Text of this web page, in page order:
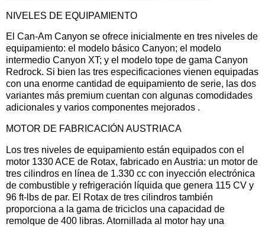
NIVELES DE EQUIPAMIENTO
El Can-Am Canyon se ofrece inicialmente en tres niveles de
equipamiento: el modelo básico Canyon; el modelo
intermedio Canyon XT; y el modelo tope de gama Canyon
Redrock. Si bien las tres especificaciones vienen equipadas
con una enorme cantidad de equipamiento de serie, las dos
variantes más premium cuentan con algunas comodidades
adicionales y varios componentes mejorados .
MOTOR DE FABRICACIÓN AUSTRIACA
Los tres niveles de equipamiento están equipados con el
motor 1330 ACE de Rotax, fabricado en Austria: un motor de
tres cilindros en línea de 1.330 cc con inyección electrónica
de combustible y refrigeración líquida que genera 115 CV y ​​
96 ft-lbs de par. El Rotax de tres cilindros también
proporciona a la gama de triciclos una capacidad de
remolque de 400 libras. Atornillada al motor hay una